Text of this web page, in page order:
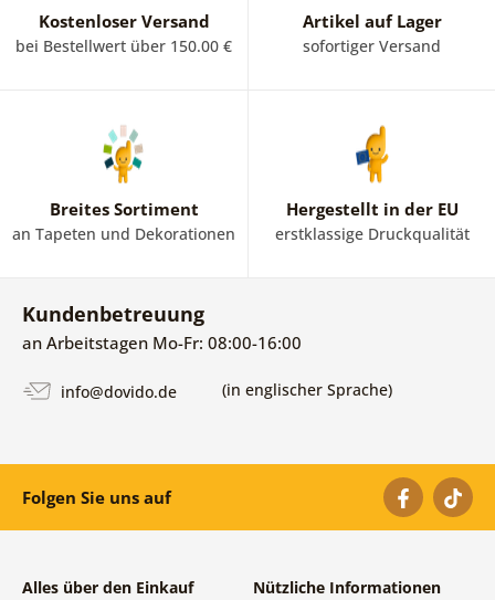
Kostenloser Versand
bei Bestellwert über 150.00 €
Artikel auf Lager
sofortiger Versand
Breites Sortiment
an Tapeten und Dekorationen
Hergestellt in der EU
erstklassige Druckqualität
Kundenbetreuung
an Arbeitstagen Mo-Fr: 08:00-16:00
info@dovido.de (in englischer Sprache)
Folgen Sie uns auf
Alles über den Einkauf Nützliche Informationen